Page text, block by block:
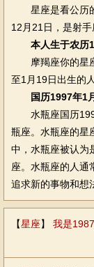
星座是看公历的
12月21日，是射
本人生于农历
摩羯座你的星座
至1月19日出生的
国历1997年1
水瓶座国历
瓶座。水瓶座的星
中，水瓶座被认为
座。水瓶座的人通
追求新的事物和想
【星座】 我是